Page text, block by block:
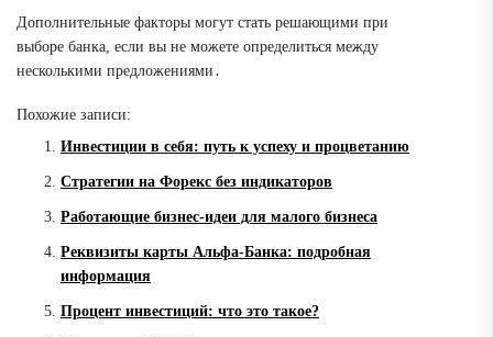
Дополнительные факторы могут стать решающими при
выборе банка, если вы не можете определиться между
несколькими предложениями․
Похожие записи:
Инвестиции в себя: путь к успеху и процветанию
Стратегии на Форекс без индикаторов
Работающие бизнес-идеи для малого бизнеса
Реквизиты карты Альфа-Банка: подробная
информация
Процент инвестиций: что это такое?